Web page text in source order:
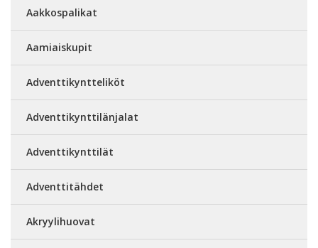
Aakkospalikat
Aamiaiskupit
Adventtikyntteliköt
Adventtikynttilänjalat
Adventtikynttilät
Adventtitähdet
Akryylihuovat